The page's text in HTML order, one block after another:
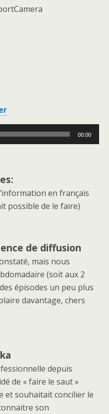
00:00
en français
possible de le faire)
de diffusion
mais nous
(soit aux 2
épisodes un peu plus
davantage, chers
depuis
de « faire le saut »
et souhaitait concilier le
son